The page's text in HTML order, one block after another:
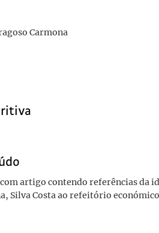
Carmona
artigo contendo referências da
Silva Costa ao refeitório